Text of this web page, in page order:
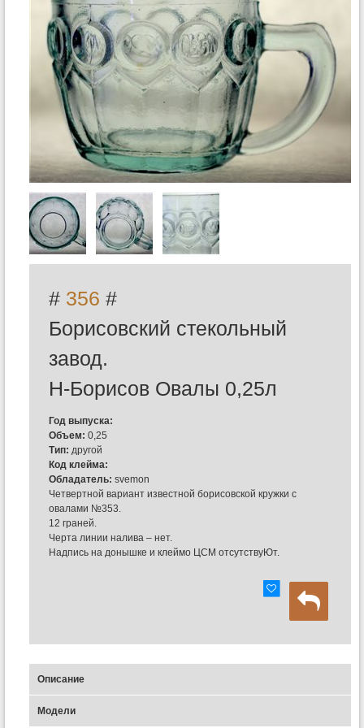
# 356 #
Борисовский стекольный
завод.
Н-Борисов Овалы 0,25л
Год выпуска:
Объем: 0,25
Тип: другой
Код клейма:
Обладатель: svemon
Четвертной вариант известной борисовской кружки с
овалами №353.
12 граней.
Черта линии налива – нет.
Надпись на донышке и клеймо ЦСМ отсутствуЮт.
Описание
Модели